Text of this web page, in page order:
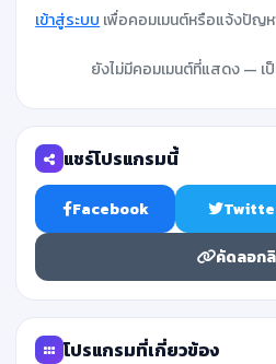
เข้าสู่ระบบเพื่อคอมเมนต์หรือแจ้งปัญ
ยังไม่มีคอมเมนต์ที่แสดง — เ
แชร์โปรแกรมนี้
Facebook
คัดลอก
โปรแกรมที่เกี่ยวข้อง